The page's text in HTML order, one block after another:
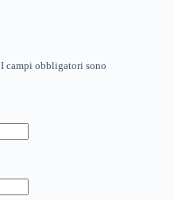
I campi obbligatori sono